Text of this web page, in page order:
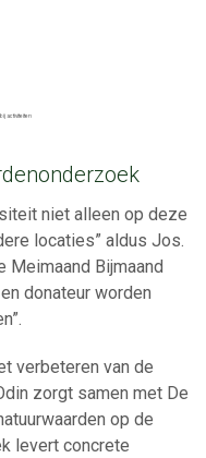
activiteiten
niet alleen op deze
locaties” aldus Jos.
Meimaand Bijmaand
donateur worden
verbeteren van de
zorgt samen met De
op de
levert concrete